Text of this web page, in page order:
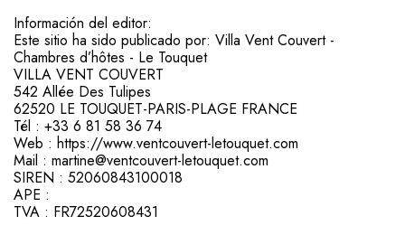
Información del editor:
Este sitio ha sido publicado por: Villa Vent Couvert -
Chambres d’hôtes - Le Touquet
VILLA VENT COUVERT
542 Allée Des Tulipes
62520 LE TOUQUET-PARIS-PLAGE FRANCE
Tél : +33 6 81 58 36 74
Web : https://www.ventcouvert-letouquet.com
Mail : martine@ventcouvert-letouquet.com
SIREN : 52060843100018
APE :
TVA : FR72520608431